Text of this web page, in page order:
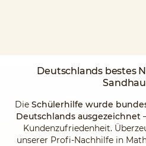
Deutschlands bestes
Die Schülerhilfe wurde
Deutschlands ausgezeichnet
Kundenzufriedenheit.
unserer Profi-Nachhilfe in